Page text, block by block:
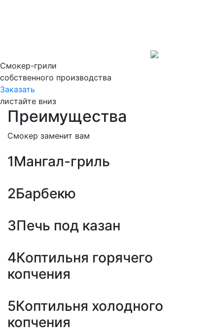
Смокер-грили
собственного производства
Заказать
листайте вниз
Преимущества
Смокер заменит вам
1Мангал-гриль
2Барбекю
3Печь под казан
4Коптильня горячего
копчения
5Коптильня холодного
копчения